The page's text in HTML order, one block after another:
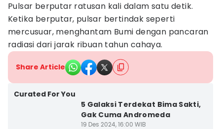
Pulsar berputar ratusan kali dalam satu detik.
Ketika berputar, pulsar bertindak seperti
mercusuar, menghantam Bumi dengan pancaran
radiasi dari jarak ribuan tahun cahaya.
Share Article
Curated For You
5 Galaksi Terdekat Bima Sakti,
Gak Cuma Andromeda
19 Des 2024, 16:00 WIB